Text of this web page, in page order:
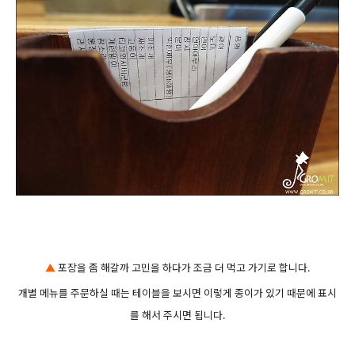
▲포장을 좀 해갈까 고민을 하다가 조금 더 먹고 가기로 합니다.
개별 메뉴를 주문하실 때는 테이블을 보시면 이렇게 종이가 있기 때문에 표시
를 해서 주시면 됩니다.